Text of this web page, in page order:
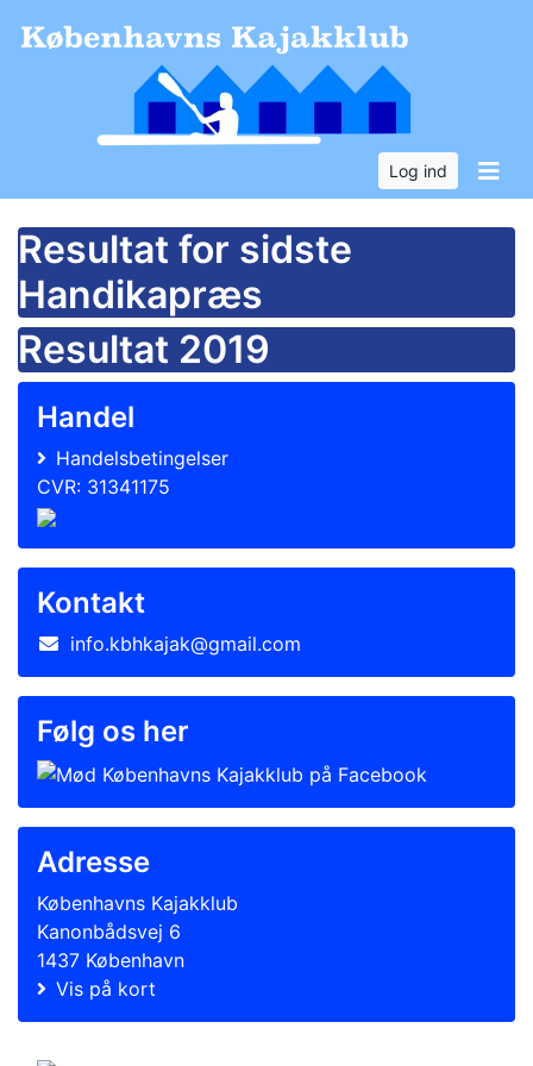
Log ind
Resultat for sidste
Handikapræs
Resultat 2019
Handel
Handelsbetingelser
CVR: 31341175
Kontakt
info.kbhkajak@gmail.com
Følg os her
Adresse
Københavns Kajakklub
Kanonbådsvej 6
1437 København
Vis på kort